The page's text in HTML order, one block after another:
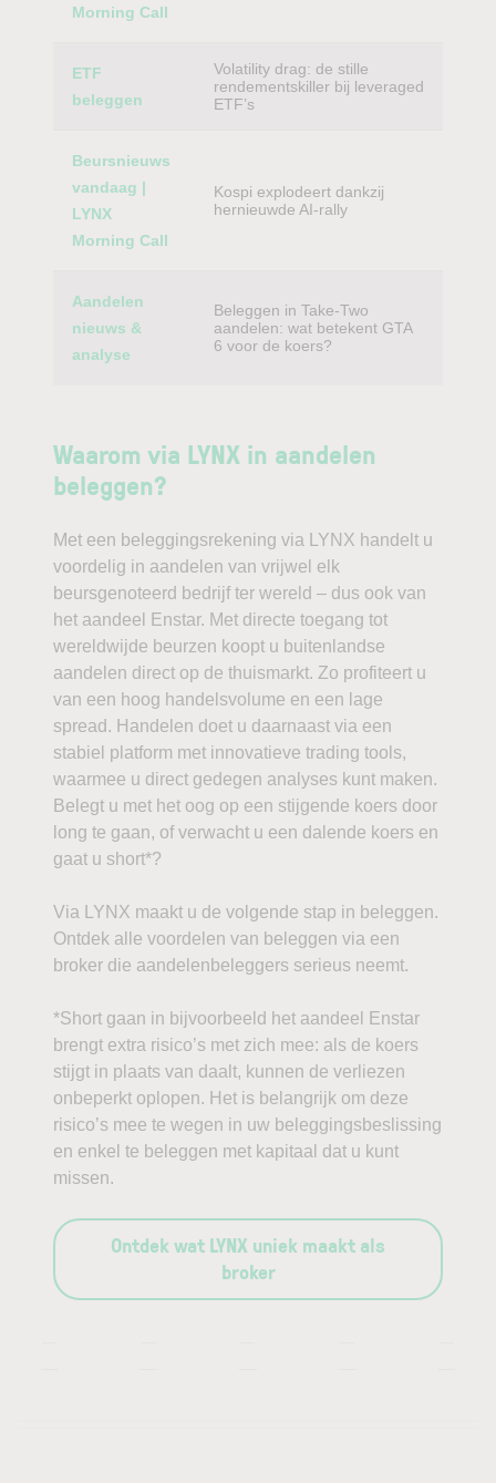
Morning Call
ETF
beleggen
Volatility drag: de stille
rendementskiller bij leveraged
ETF’s
Beursnieuws
vandaag |
LYNX
Morning Call
Kospi explodeert dankzij
hernieuwde AI-rally
Aandelen
nieuws &
analyse
Beleggen in Take-Two
aandelen: wat betekent GTA
6 voor de koers?
Waarom via LYNX in aandelen
beleggen?
Met een beleggingsrekening via LYNX handelt u
voordelig in aandelen van vrijwel elk
beursgenoteerd bedrijf ter wereld – dus ook van
het aandeel Enstar. Met directe toegang tot
wereldwijde beurzen koopt u buitenlandse
aandelen direct op de thuismarkt. Zo profiteert u
van een hoog handelsvolume en een lage
spread. Handelen doet u daarnaast via een
stabiel platform met innovatieve trading tools,
waarmee u direct gedegen analyses kunt maken.
Belegt u met het oog op een stijgende koers door
long te gaan, of verwacht u een dalende koers en
gaat u short*?
Via LYNX maakt u de volgende stap in beleggen.
Ontdek alle voordelen van beleggen via een
broker die aandelenbeleggers serieus neemt.
*Short gaan in bijvoorbeeld het aandeel Enstar
brengt extra risico’s met zich mee: als de koers
stijgt in plaats van daalt, kunnen de verliezen
onbeperkt oplopen. Het is belangrijk om deze
risico’s mee te wegen in uw beleggingsbeslissing
en enkel te beleggen met kapitaal dat u kunt
missen.
Ontdek wat LYNX uniek maakt als
broker